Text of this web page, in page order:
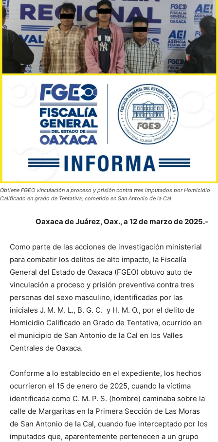
Obtiene FGEO vinculación a proceso y prisión contra tres imputados por Homicidio
Calificado en grado de Tentativa, cometido en San Antonio de la Cal
Oaxaca de Juárez, Oax., a 12 de marzo de 2025.-
Como parte de las acciones de investigación ministerial
para combatir los delitos de alto impacto, la Fiscalía
General del Estado de Oaxaca (FGEO) obtuvo auto de
vinculación a proceso y prisión preventiva contra tres
personas del sexo masculino, identificadas por las
iniciales J. M. M. L., B. G. C. y H. M. O., por el delito de
Homicidio Calificado en Grado de Tentativa, ocurrido en
el municipio de San Antonio de la Cal en los Valles
Centrales de Oaxaca.
Conforme a lo establecido en el expediente, los hechos
ocurrieron el 15 de enero de 2025, cuando la víctima
identificada como C. M. P. S. (hombre) caminaba sobre la
calle de Margaritas en la Primera Sección de Las Moras
de San Antonio de la Cal, cuando fue interceptado por los
imputados que, aparentemente pertenecen a un grupo